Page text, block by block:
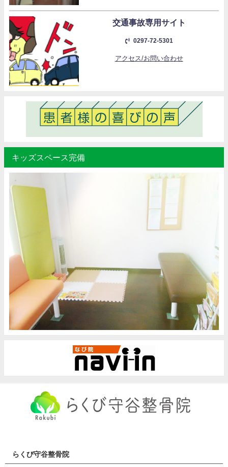
交通事故専用サイト
0297-72-5301
アクセス/お問い合わせ
キッズスペース完備
らくび守谷整骨院